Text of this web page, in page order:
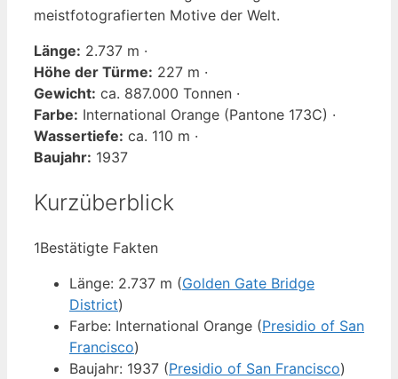
meistfotografierten Motive der Welt.
Länge: 2.737 m ·
Höhe der Türme: 227 m ·
Gewicht: ca. 887.000 Tonnen ·
Farbe: International Orange (Pantone 173C) ·
Wassertiefe: ca. 110 m ·
Baujahr: 1937
Kurzüberblick
1Bestätigte Fakten
Länge: 2.737 m (Golden Gate Bridge
District)
Farbe: International Orange (Presidio of San
Francisco)
Baujahr: 1937 (Presidio of San Francisco)